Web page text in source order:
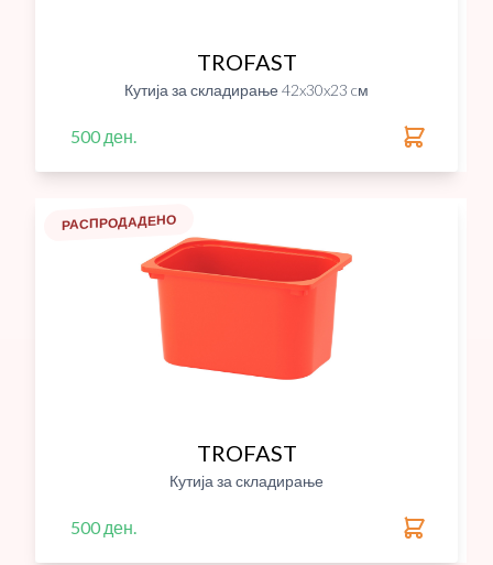
TROFAST
Кутија за складирање 42x30x23 cм
500 ден.
РАСПРОДАДЕНО
TROFAST
Кутија за складирање
500 ден.